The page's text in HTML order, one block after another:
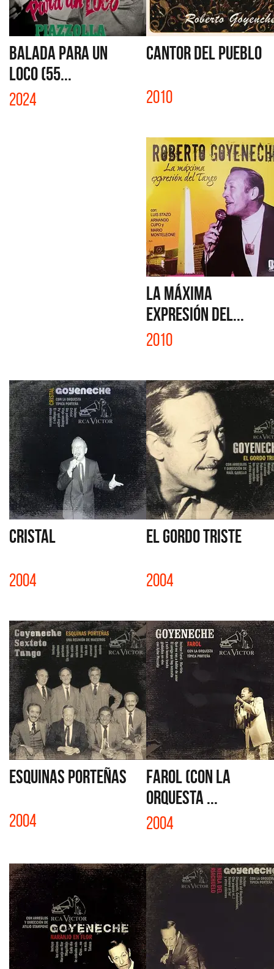
BALADA PARA UN
LOCO (55...
2024
CANTOR DEL PUEBLO
2010
LA MÁXIMA
EXPRESIÓN DEL...
2010
CRISTAL
2004
EL GORDO TRISTE
2004
ESQUINAS PORTEÑAS
2004
FAROL (CON LA
ORQUESTA ...
2004